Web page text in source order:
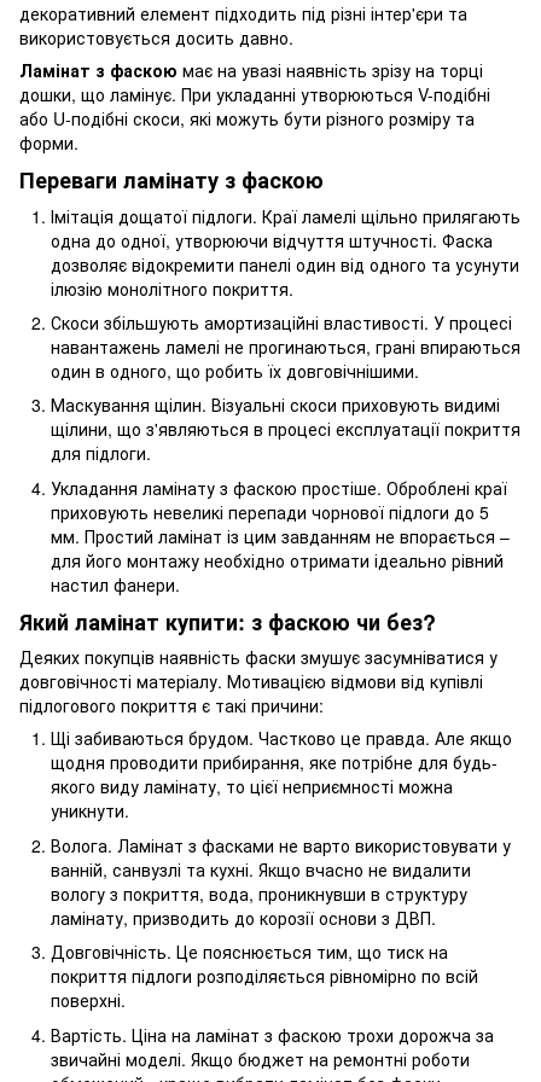
декоративний елемент підходить під різні інтер'єри та
використовується досить давно.
Ламінат з фаскою має на увазі наявність зрізу на торці
дошки, що ламінує. При укладанні утворюються V-подібні
або U-подібні скоси, які можуть бути різного розміру та
форми.
Переваги ламінату з фаскою
Імітація дощатої підлоги. Краї ламелі щільно прилягають
одна до одної, утворюючи відчуття штучності. Фаска
дозволяє відокремити панелі один від одного та усунути
ілюзію монолітного покриття.
Скоси збільшують амортизаційні властивості. У процесі
навантажень ламелі не прогинаються, грані впираються
один в одного, що робить їх довговічнішими.
Маскування щілин. Візуальні скоси приховують видимі
щілини, що з'являються в процесі експлуатації покриття
для підлоги.
Укладання ламінату з фаскою простіше. Оброблені краї
приховують невеликі перепади чорнової підлоги до 5
мм. Простий ламінат із цим завданням не впорається –
для його монтажу необхідно отримати ідеально рівний
настил фанери.
Який ламінат купити: з фаскою чи без?
Деяких покупців наявність фаски змушує засумніватися у
довговічності матеріалу. Мотивацією відмови від купівлі
підлогового покриття є такі причини:
Щі забиваються брудом. Частково це правда. Але якщо
щодня проводити прибирання, яке потрібне для будь-
якого виду ламінату, то цієї неприємності можна
уникнути.
Волога. Ламінат з фасками не варто використовувати у
ванній, санвузлі та кухні. Якщо вчасно не видалити
вологу з покриття, вода, проникнувши в структуру
ламінату, призводить до корозії основи з ДВП.
Довговічність. Це пояснюється тим, що тиск на
покриття підлоги розподіляється рівномірно по всій
поверхні.
Вартість. Ціна на ламінат з фаскою трохи дорожча за
звичайні моделі. Якщо бюджет на ремонтні роботи